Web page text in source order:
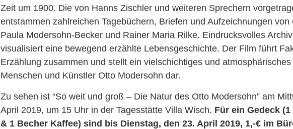
Zeit um 1900. Die von Hanns Zischler und weiteren Sprechern
entstammen zahlreichen Tagebüchern, Briefen und Aufzeichnungen von
Paula Modersohn-Becker und Rainer Maria Rilke. Eindrucksvolles
visualisiert eine bewegend erzählte Lebensgeschichte. Der Film führt
Erzählung zusammen und stellt ein vielschichtiges und
Menschen und Künstler Otto Modersohn dar.
Zu sehen ist “So weit und groß – Die Natur des Otto Modersohn” am
April 2019, um 15 Uhr in der Tagesstätte Villa Wisch. Für ein Gedeck
& 1 Becher Kaffee) sind bis Dienstag, den 23. April 2019, 1,-€ im